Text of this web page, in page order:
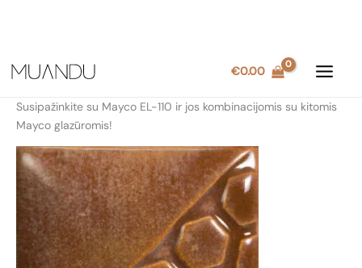
prie
€0.00
Susipažinkite su Mayco EL-110 ir jos kombinacijomis su kitomis
Mayco glazūromis!